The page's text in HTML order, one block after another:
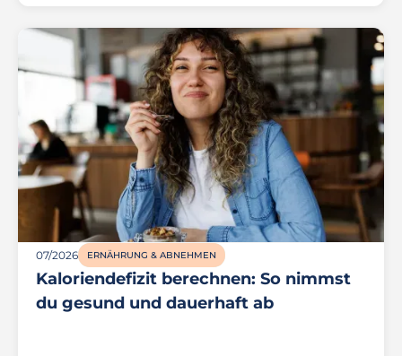
07/2026 ERNÄHRUNG & ABNEHMEN
Kaloriendefizit berechnen: So nimmst
du gesund und dauerhaft ab